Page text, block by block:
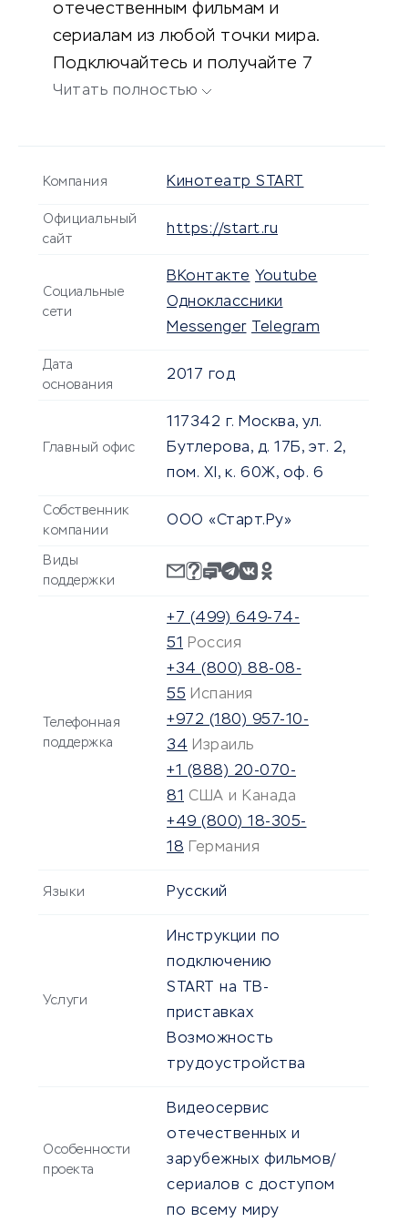
отечественным фильмам и
сериалам из любой точки мира.
Подключайтесь и получайте 7
дней бесплатного доступа.
Читать полностью
Компания Кинотеатр START
Официальный
сайт
https://start.ru
Социальные
сети
ВКонтакте Youtube
Одноклассники
Messenger Telegram
Дата
основания
2017 год
Главный офис
117342 г. Москва, ул.
Бутлерова, д. 17Б, эт. 2,
пом. XI, к. 60Ж, оф. 6
Собственник
компании
ООО «Старт.Ру»
Виды
поддержки
Телефонная
поддержка
+7 (499) 649-74-
51 Россия
+34 (800) 88-08-
55 Испания
+972 (180) 957-10-
34 Израиль
+1 (888) 20-070-
81 США и Канада
+49 (800) 18-305-
18 Германия
Языки Русский
Услуги
Инструкции по
подключению
START на ТВ-
приставках
Возможность
трудоустройства
Особенности
проекта
Видеосервис
отечественных и
зарубежных фильмов/
сериалов с доступом
по всему миру